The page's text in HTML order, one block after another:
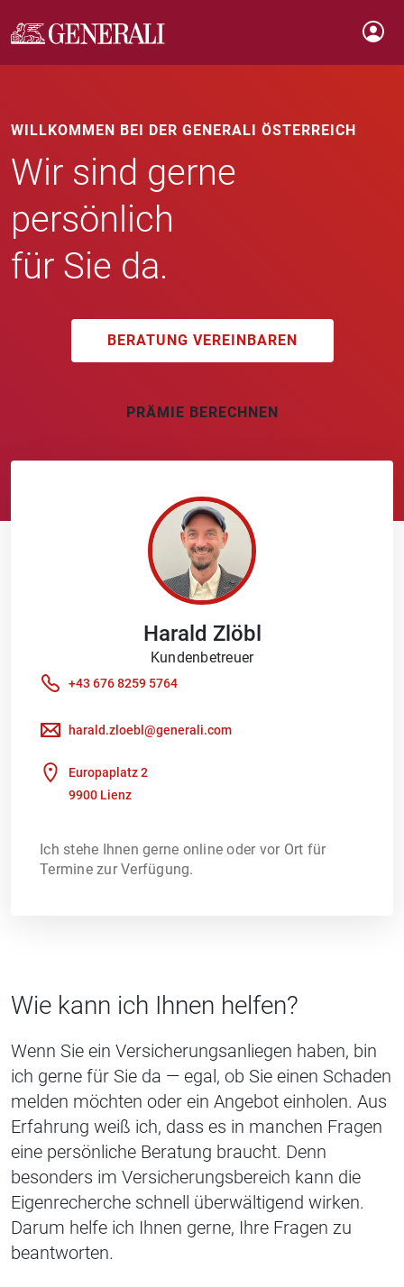
WILLKOMMEN BEI DER GENERALI ÖSTERREICH
Wir sind gerne
persönlich
für Sie da.
BERATUNG VEREINBAREN
PRÄMIE BERECHNEN
Harald Zlöbl
Kundenbetreuer
+43 676 8259 5764
harald.zloebl@generali.com
Europaplatz 2
9900 Lienz
Ich stehe Ihnen gerne online oder vor Ort für
Termine zur Verfügung.
Wie kann ich Ihnen helfen?
Wenn Sie ein Versicherungsanliegen haben, bin
ich gerne für Sie da — egal, ob Sie einen Schaden
melden möchten oder ein Angebot einholen. Aus
Erfahrung weiß ich, dass es in manchen Fragen
eine persönliche Beratung braucht. Denn
besonders im Versicherungsbereich kann die
Eigenrecherche schnell überwältigend wirken.
Darum helfe ich Ihnen gerne, Ihre Fragen zu
beantworten.